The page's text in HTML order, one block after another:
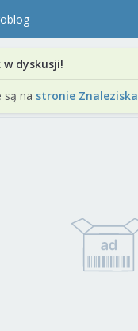
dyskusji!
są na stronie Znaleziska